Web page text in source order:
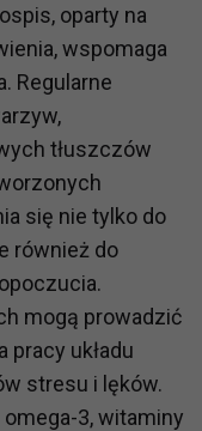
oparty na
wspomaga
Regularne
tłuszczów
się nie tylko do
również do
mogą prowadzić
pracy układu
stresu i lęków.
3, witaminy